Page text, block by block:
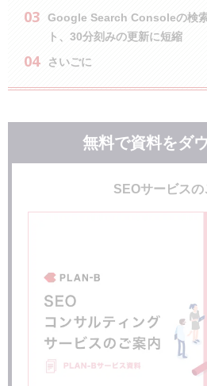
Google Search Consoleの検
ト、30分刻みの更新に短縮
さいごに
無料で資料をダ
SEOサービスの